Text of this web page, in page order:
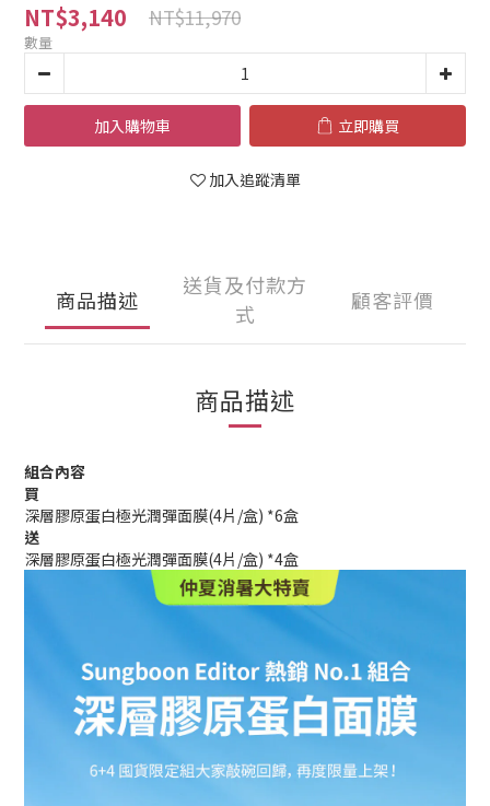
NT$3,140 NT$11,970
數量
加入購物車 立即購買
加入追蹤清單
商品描述
送貨及付款方
式
顧客評價
商品描述
組合內容
買
深層膠原蛋白極光潤彈面膜(4片/盒) *6盒
送
深層膠原蛋白極光潤彈面膜(4片/盒) *4盒